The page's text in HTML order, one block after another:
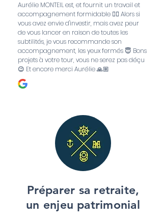
Aurélie MONTEIL est, et fournit un travail et
accompagnement formidable 👌🏼 Alors si
vous avez envie d'investir, mais avez peur
de vous lancer en raison de toutes les
subtilités, je vous recommande son
accompagnement, les yeux fermés 😇 Bons
projets à votre tour, vous ne serez pas déçu
😉 Et encore merci Aurélie 🙏🏼
Préparer sa retraite,
un enjeu patrimonial